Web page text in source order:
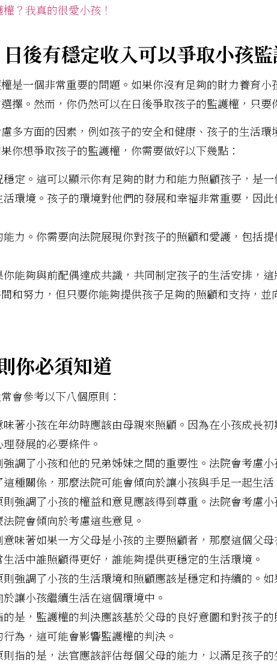
？我真的很愛小孩！
後有穩定收入可以爭取小孩監
是一個非常重要的問題。如果你沒有足夠的財力養育
擇。然而，你仍然可以在日後爭取孩子的監護權，只要
多方面的因素，例如孩子的安全和健康、孩子的生活
你想爭取孩子的監護權，你需要做好以下幾點：
定。這可以顯示你有足夠的財力和能力照顧孩子，是一
環境。孩子的環境對他們的發展和幸福非常重要，因
力。你需要向法院展現你對孩子的照顧和愛護，包括
能夠與前配偶達成共識，共同制定孩子的生活安排，
和努力，但只要你能夠提供孩子足夠的照顧和支持，
你必須知道
會參考以下八個原則：
著小孩在年幼時應該由母親來照顧。因為在小孩成長
發展的必要條件。
調了小孩和他的兄弟姊妹之間的重要性。法院會考慮
種關係，那麼法院可能會傾向於讓小孩與手足一起生活
強調了小孩的權益和意見應該得到尊重。法院會考慮
院會傾向於考慮這些意見。
味著如果一方父母是小孩的主要照顧者，那麼這個父
活中誰照顧得更好，誰能夠提供更穩定的生活環境。
強調了小孩的生活環境和照顧應該是穩定和持續的。
讓小孩繼續生活在這個環境中。
是，監護權的判決應該基於父母的良好意圖和對孩子
為，這可能會影響監護權的判決。
指的是，法官應該評估每個父母的能力，以滿足孩子